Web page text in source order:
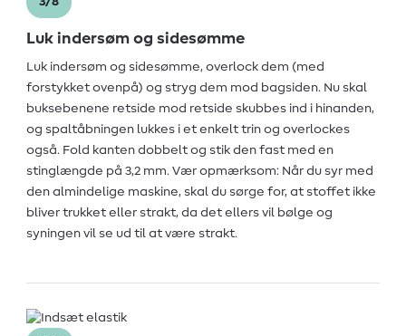
Luk indersøm og sidesømme
Luk indersøm og sidesømme, overlock dem (med
forstykket ovenpå) og stryg dem mod bagsiden. Nu skal
buksebenene retside mod retside skubbes ind i hinanden,
og spaltåbningen lukkes i et enkelt trin og overlockes
også. Fold kanten dobbelt og stik den fast med en
stinglængde på 3,2 mm. Vær opmærksom: Når du syr med
den almindelige maskine, skal du sørge for, at stoffet ikke
bliver trukket eller strakt, da det ellers vil bølge og
syningen vil se ud til at være strakt.